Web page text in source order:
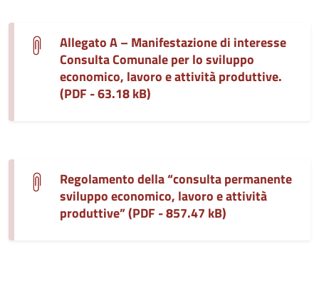
Allegato A – Manifestazione di interesse
Consulta Comunale per lo sviluppo
economico, lavoro e attività produttive.
(PDF - 63.18 kB)
Regolamento della “consulta permanente
sviluppo economico, lavoro e attività
produttive” (PDF - 857.47 kB)